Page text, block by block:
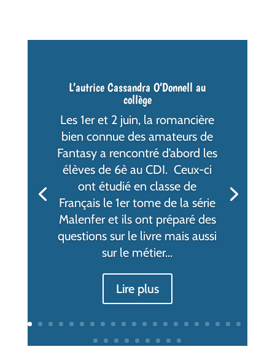
L’autrice Cassandra O’Donnell au
collège
Les 1er et 2 juin, la romancière
bien connue des amateurs de
Fantasy a rencontré d’abord les
élèves de 6è au CDI. Ceux-ci
ont étudié en classe de
Français le 1er tome de la série
Malenfer et ils ont préparé des
questions sur le livre mais aussi
sur le métier...
Lire plus